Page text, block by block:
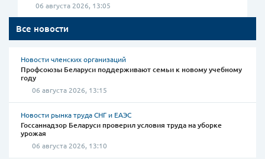
Все новости
Новости членских организаций
Профсоюзы Беларуси поддерживают семьи к новому учебному
году
06 августа 2026, 13:15
Новости рынка труда СНГ и ЕАЭС
Госсаннадзор Беларуси проверил условия труда на уборке
урожая
06 августа 2026, 13:10
06 августа 2026, 13:05